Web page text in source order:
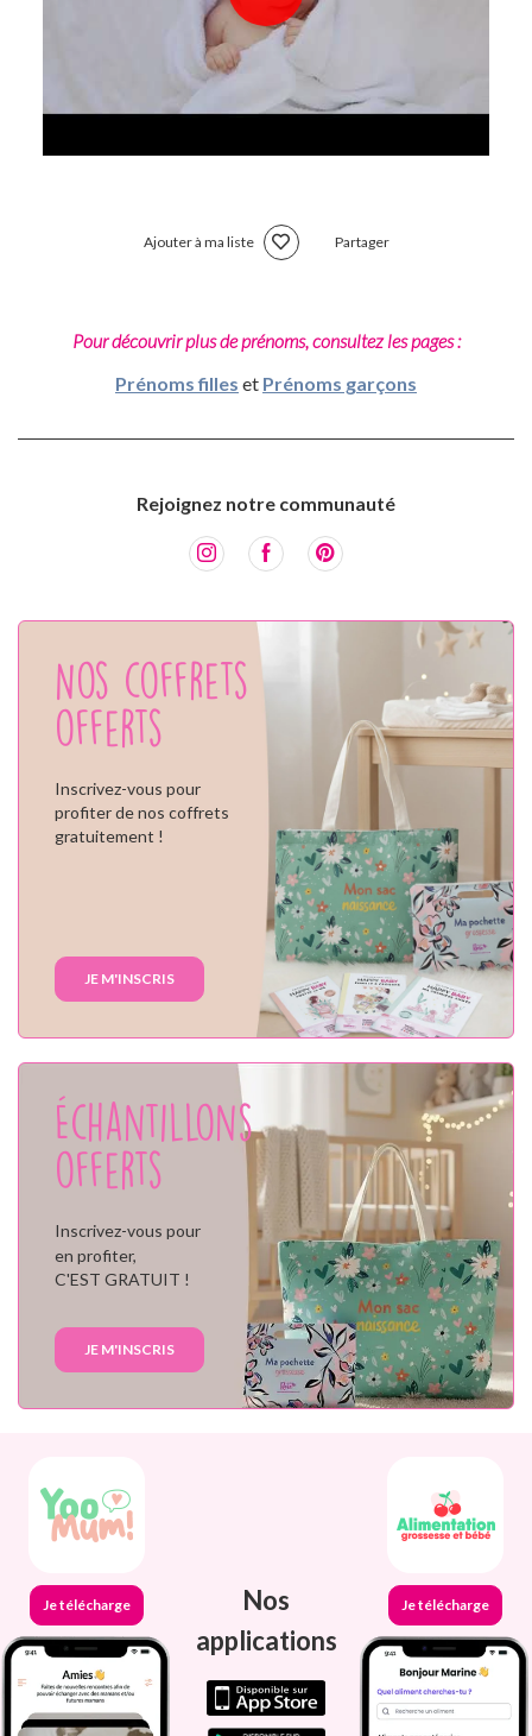
Ajouter à ma liste Partager
Pour découvrir plus de prénoms, consultez les pages :
Prénoms filles et Prénoms garçons
Rejoignez notre communauté
Nos coffrets
offerts
Inscrivez-vous pour
profiter de nos coffrets
gratuitement !
JE M'INSCRIS
Échantillons
offerts
Inscrivez-vous pour
en profiter,
C'EST GRATUIT !
JE M'INSCRIS
Je télécharge
Nos
applications
Je télécharge